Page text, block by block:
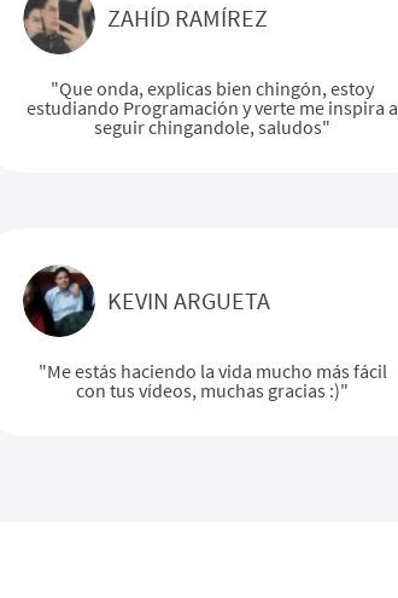
ZAHÍD RAMÍREZ
"Que onda, explicas bien chingón, estoy
estudiando Programación y verte me inspira a
seguir chingandole, saludos"
KEVIN ARGUETA
"Me estás haciendo la vida mucho más fácil
con tus vídeos, muchas gracias :)"